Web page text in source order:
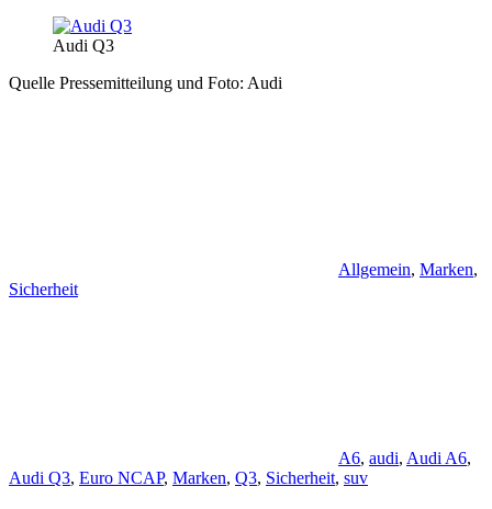
Audi Q3
Quelle Pressemitteilung und Foto: Audi
Allgemein, Marken,
Sicherheit
A6, audi, Audi A6,
Audi Q3, Euro NCAP, Marken, Q3, Sicherheit, suv